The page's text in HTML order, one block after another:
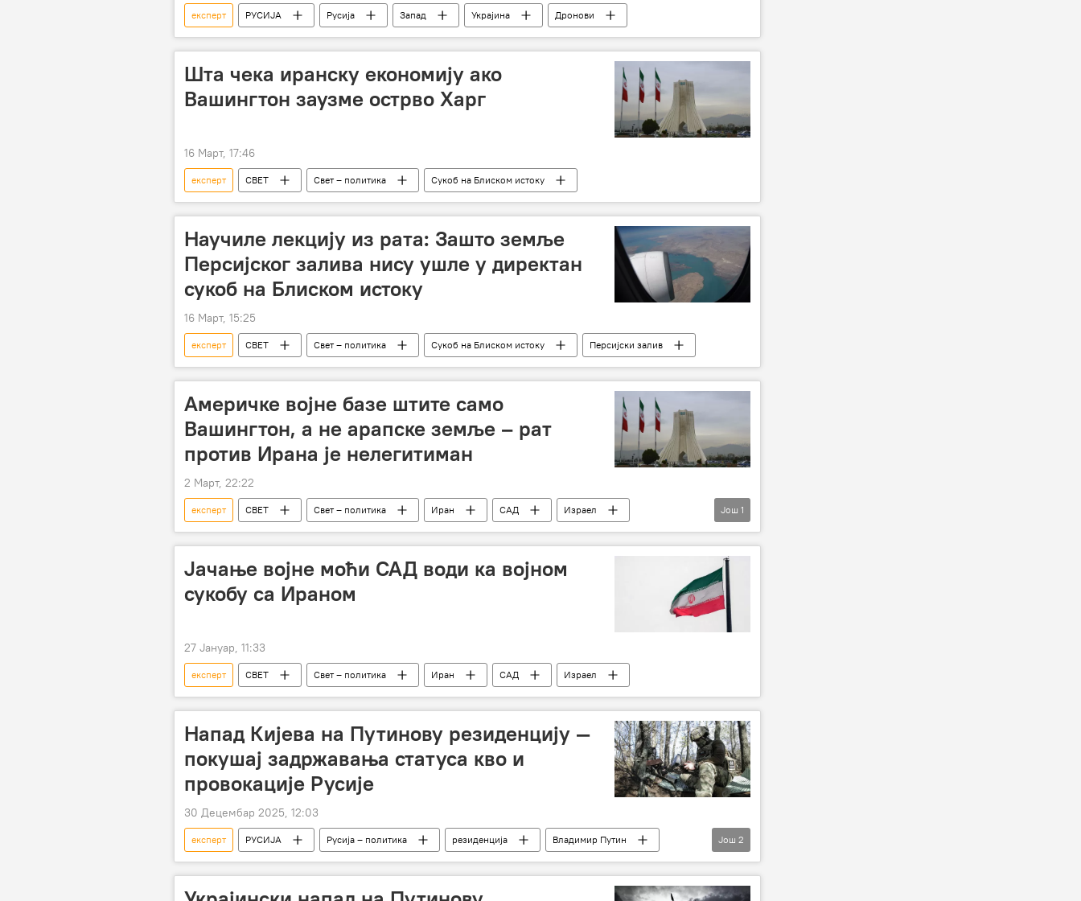
експерт РУСИЈА Русија Запад Украјина Дронови
Шта чека иранску економију ако
Вашингтон заузме острво Харг
16 Март, 17:46
експерт СВЕТ Свет – политика Сукоб на Блиском истоку
Научиле лекцију из рата: Зашто земље
Персијског залива нису ушле у директан
сукоб на Блиском истоку
16 Март, 15:25
експерт СВЕТ Свет – политика Сукоб на Блиском истоку Персијски залив
Америчке војне базе штите само
Вашингтон, а не арапске земље – рат
против Ирана је нелегитиман
2 Март, 22:22
експерт СВЕТ Свет – политика Иран САД
Израел
Сукоб на Блиском истоку
Још 1
Јачање војне моћи САД води ка војном
сукобу са Ираном
27 Јануар, 11:33
експерт СВЕТ Свет – политика Иран САД Израел
Напад Кијева на Путинову резиденцију —
покушај задржавања статуса кво и
провокације Русије
30 Децембар 2025, 12:03
експерт РУСИЈА Русија – политика резиденција
Владимир Путин
Украјина
терористички напад
Још 2